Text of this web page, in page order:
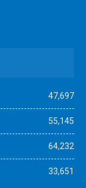
47,697
55,145
64,232
33,651